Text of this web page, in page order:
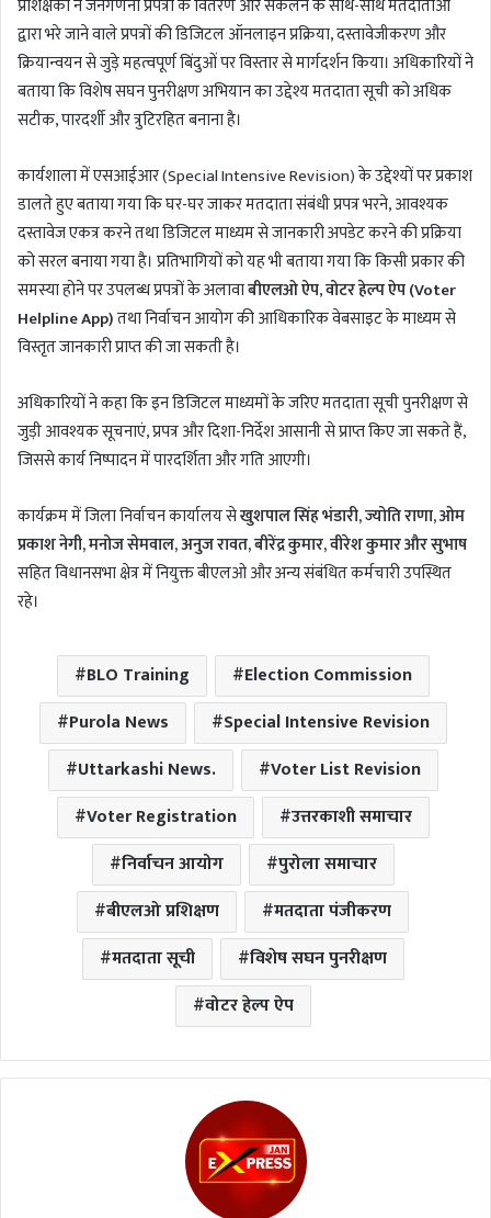
प्रशिक्षकों ने जनगणना प्रपत्रों के वितरण और संकलन के साथ-साथ मतदाताओं
द्वारा भरे जाने वाले प्रपत्रों की डिजिटल ऑनलाइन प्रक्रिया, दस्तावेजीकरण और
क्रियान्वयन से जुड़े महत्वपूर्ण बिंदुओं पर विस्तार से मार्गदर्शन किया। अधिकारियों ने
बताया कि विशेष सघन पुनरीक्षण अभियान का उद्देश्य मतदाता सूची को अधिक
सटीक, पारदर्शी और त्रुटिरहित बनाना है।
कार्यशाला में एसआईआर (Special Intensive Revision) के उद्देश्यों पर प्रकाश
डालते हुए बताया गया कि घर-घर जाकर मतदाता संबंधी प्रपत्र भरने, आवश्यक
दस्तावेज एकत्र करने तथा डिजिटल माध्यम से जानकारी अपडेट करने की प्रक्रिया
को सरल बनाया गया है। प्रतिभागियों को यह भी बताया गया कि किसी प्रकार की
समस्या होने पर उपलब्ध प्रपत्रों के अलावाबीएलओ ऐप,वोटर हेल्प ऐप (Voter
Helpline App)तथा निर्वाचन आयोग की आधिकारिक वेबसाइट के माध्यम से
विस्तृत जानकारी प्राप्त की जा सकती है।
अधिकारियों ने कहा कि इन डिजिटल माध्यमों के जरिए मतदाता सूची पुनरीक्षण से
जुड़ी आवश्यक सूचनाएं, प्रपत्र और दिशा-निर्देश आसानी से प्राप्त किए जा सकते हैं,
जिससे कार्य निष्पादन में पारदर्शिता और गति आएगी।
कार्यक्रम में जिला निर्वाचन कार्यालय सेखुशपाल सिंह भंडारी, ज्योति राणा, ओम
प्रकाश नेगी, मनोज सेमवाल, अनुज रावत, बीरेंद्र कुमार, वीरेश कुमार और सुभाष
सहित विधानसभा क्षेत्र में नियुक्त बीएलओ और अन्य संबंधित कर्मचारी उपस्थित
रहे।
BLO Training
Election Commission
Purola News
Special Intensive Revision
Uttarkashi News.
Voter List Revision
Voter Registration
उत्तरकाशी समाचार
निर्वाचन आयोग
पुरोला समाचार
बीएलओ प्रशिक्षण
मतदाता पंजीकरण
मतदाता सूची
विशेष सघन पुनरीक्षण
वोटर हेल्प ऐप